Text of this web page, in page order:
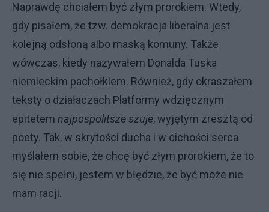
Naprawdę chciałem być złym prorokiem. Wtedy,
gdy pisałem, że tzw. demokracja liberalna jest
kolejną odsłoną albo maską komuny. Także
wówczas, kiedy nazywałem Donalda Tuska
niemieckim pachołkiem. Również, gdy okraszałem
teksty o działaczach Platformy wdzięcznym
epitetem najpospolitsze szuje, wyjętym zresztą od
poety. Tak, w skrytości ducha i w cichości serca
myślałem sobie, że chcę być złym prorokiem, że to
się nie spełni, jestem w błędzie, że być może nie
mam racji.